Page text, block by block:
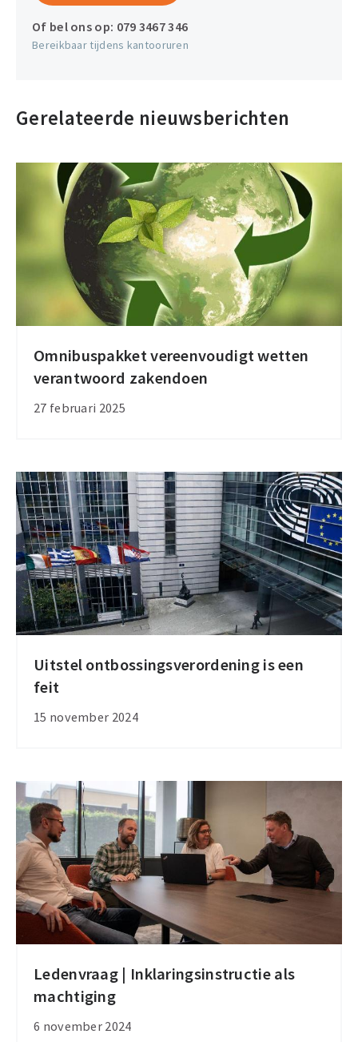
Of bel ons op: 079 3467 346
Bereikbaar tijdens kantooruren
Gerelateerde nieuwsberichten
Omnibuspakket vereenvoudigt wetten
verantwoord zakendoen
27 februari 2025
Omnibuspakket
vereenvoudigt
wetten
Uitstel ontbossingsverordening is een
feit
15 november 2024
Uitstel
ontbossingsverordening
is
Ledenvraag | Inklaringsinstructie als
machtiging
6 november 2024
Ledenvraag
|
Inklaringsinstructie